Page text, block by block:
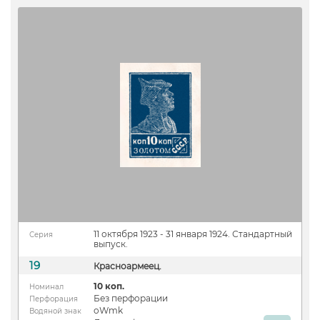
Серия
11 октября 1923 - 31 января 1924. Стандартный
выпуск.
19 Красноармеец.
Номинал 10 коп.
Перфорация Без перфорации
Водяной знак oWmk